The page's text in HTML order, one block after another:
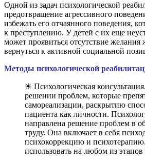
Одной из задач психологической
предотвращение агрессивного
избежать его отчаянного поведения,
к преступлению. У детей с их еще
может проявиться отсутствие желания
вернуться к активной социальной
Методы психологической
☀ Психологическая
решении проблем, которые
самореализации, раскрытию
пациента как личности.
направлена решение проблем в
труду. Она включает в себя
психокоррекцию и
использовать на любом из